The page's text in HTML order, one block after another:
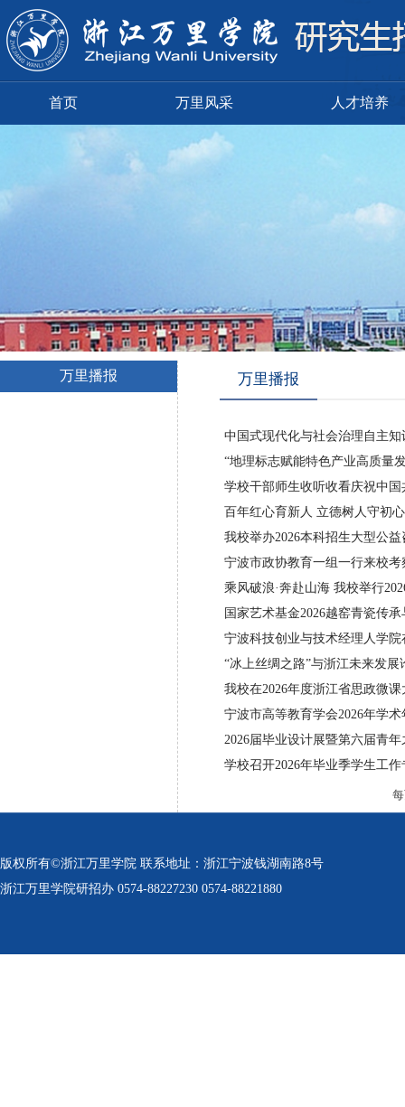
首页 万里风采 人才培养
万里播报 万里播报
中国式现代化与社会治理自主
“地理标志赋能特色产业高质量
学校干部师生收听收看庆祝中
百年红心育新人 立
我校举办2026本科招生大型公
宁波市政协教育一组一行来校考
乘风破浪·奔赴山海 我校举行
国家艺术基金2026越窑青瓷传
宁波科技创业与技术经理人学院
“冰上丝绸之路”与浙江未来发
我校在2026年度浙江省思政微
宁波市高等教育学会2026年学
2026届毕业设计展暨第六届青
学校召开2026年毕业季学生工作
版权所有©浙江万里学院 联系地址：浙江宁波钱湖南路8号
浙江万里学院研招办 0574-88227230 0574-88221880